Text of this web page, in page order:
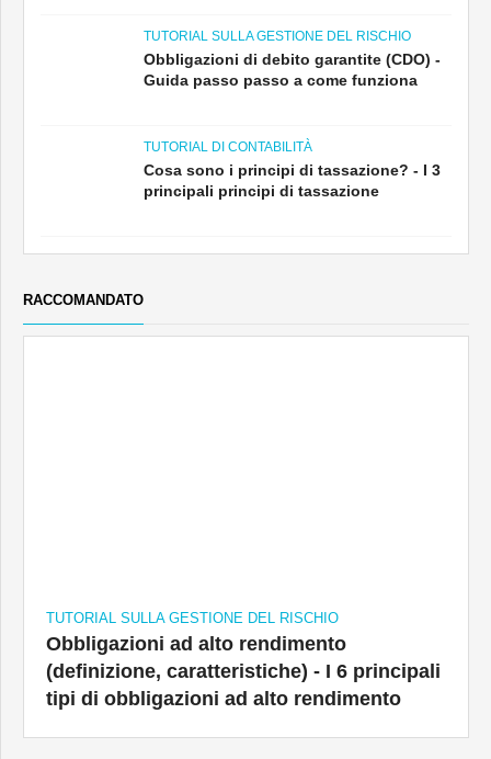
TUTORIAL SULLA GESTIONE DEL RISCHIO
Obbligazioni di debito garantite (CDO) -
Guida passo passo a come funziona
TUTORIAL DI CONTABILITÀ
Cosa sono i principi di tassazione? - I 3
principali principi di tassazione
RACCOMANDATO
TUTORIAL SULLA GESTIONE DEL RISCHIO
Obbligazioni ad alto rendimento
(definizione, caratteristiche) - I 6 principali
tipi di obbligazioni ad alto rendimento